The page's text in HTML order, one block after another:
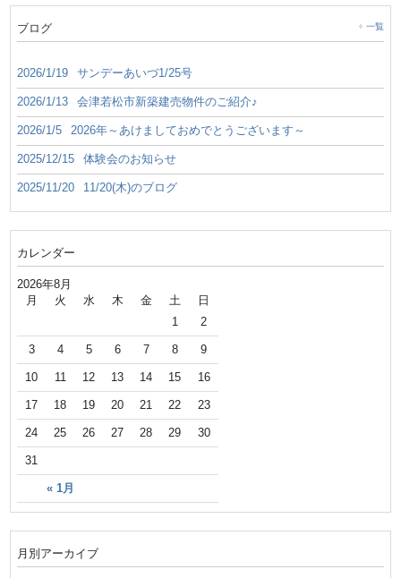
ブログ 一覧
2026/1/19 サンデーあいづ1/25号
2026/1/13 会津若松市新築建売物件のご紹介♪
2026/1/5 2026年～あけましておめでとうございます～
2025/12/15 体験会のお知らせ
2025/11/20 11/20(木)のブログ
カレンダー
2026年8月
月 火 水 木 金 土 日
« 1月
1 2
3 4 5 6 7 8 9
10 11 12 13 14 15 16
17 18 19 20 21 22 23
24 25 26 27 28 29 30
31
月別アーカイブ